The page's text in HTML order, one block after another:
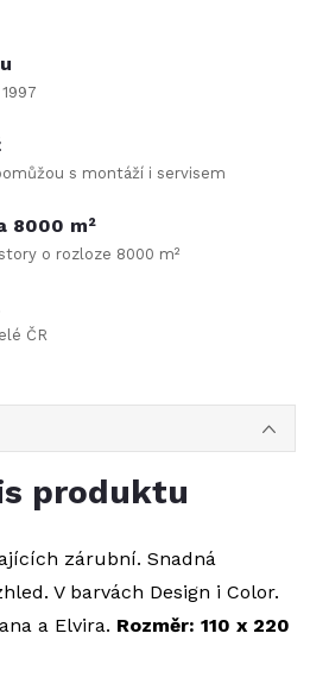
s montáží i servisem
8000 m²
o rozloze 8000 m²
ČR
produktu
zárubní. Snadná
V barvách Design i Color.
a Elvira. Rozměr: 110 x 220